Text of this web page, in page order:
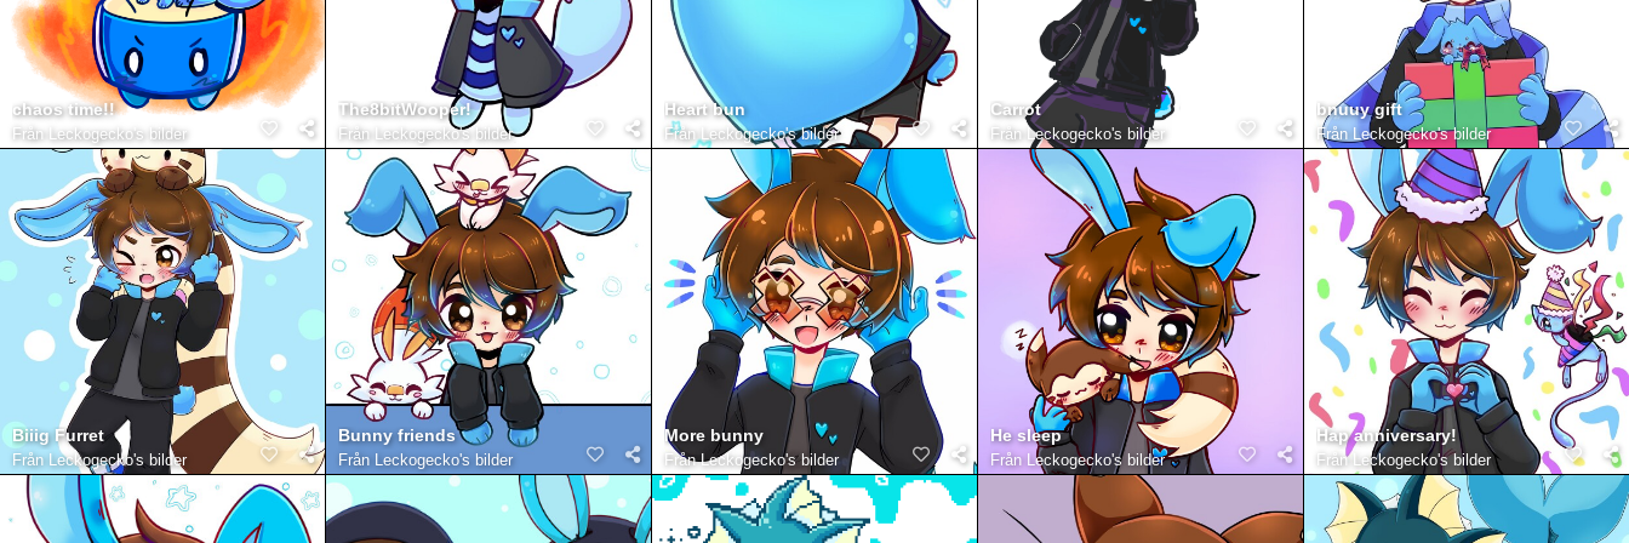
chaos time!!
Från Leckogecko's bilder
The8bitWooper!
Från Leckogecko's bilder
Heart bun
FrånLeckogecko's bilder
Carrot
Från Leckogecko's bilder
bnuuy gift
Från Leckogecko's bilder
Biiig Furret
Från Leckogecko's bilder
Bunny friends
Från Leckogecko's bilder
More bunny
FrånLeckogecko's bilder
He sleep
Från Leckogecko's bilder
Hap anniversary!
Från Leckogecko's bilder